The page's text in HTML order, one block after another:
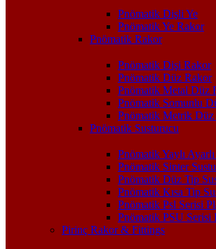
Pnömatik Dişli Ye
Pnömatik Ye Rakor
Pnömatik Rakor
Pnömatik Dişi Rakor
Pnömatik Düz Rakor
Pnömatik Metal Düz
Pnömatik Somunlu
Pnömatik Metrik Düz
Pnömatik Susturucu
Pnömatik Yaylı
Pnömatik Sinter
Pnömatik Düz Tip
Pnömatik Kısa Tip
Pnömatik Psl Serisi
Pnömatik PSU Serisi
Pirinç Rakor & Fittings